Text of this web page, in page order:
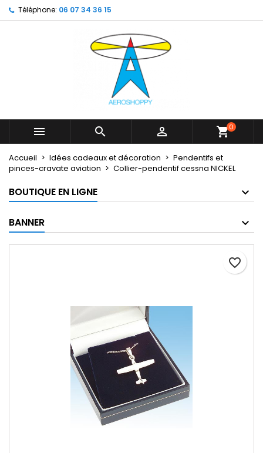
Téléphone: 06 07 34 36 15
   shopping_cart0
Accueil Idées cadeaux et décoration
Pendentifs et
pinces-cravate aviation
Collier-pendentif cessna NICKEL
BOUTIQUE EN LIGNE
BANNER
favorite_border
My wishlists ×
Create new list
Créer une liste d'envies ×
Nom de la liste d'envies
Connexion ×
Vous devez être connecté pour ajouter des produits
Annuler